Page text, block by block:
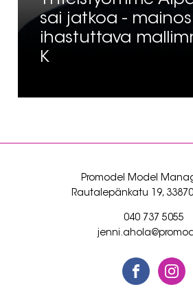
sai jatkoa -
ihastuttava
K
Promodel Model
Rautalepänkatu 19,
040 737 5055